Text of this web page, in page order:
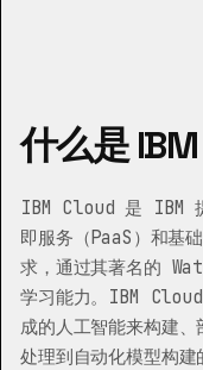
什么是 IBM
IBM Cloud 是 IBM
即服务（PaaS）和基
求，通过其著名的
学习能力。IBM
成的人工智能来构建
处理到自动化模型构建